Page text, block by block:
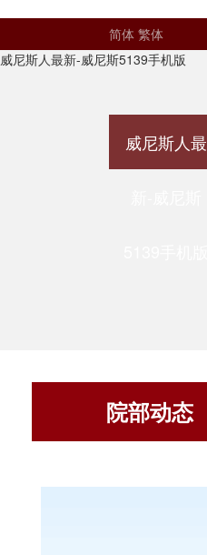
简体 繁体
威尼斯人最新-威尼斯5139手机版
威尼斯人最
院部动态